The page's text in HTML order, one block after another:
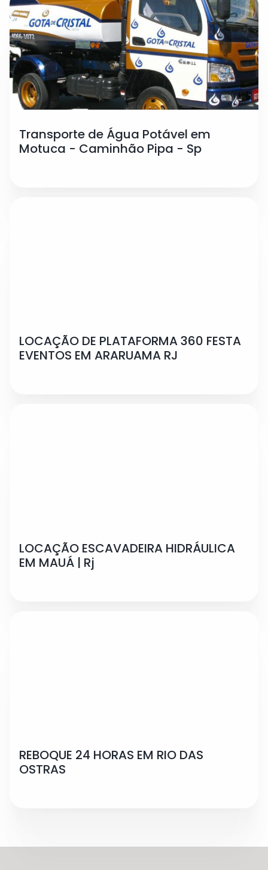
Transporte de Água Potável em
Motuca - Caminhão Pipa - Sp
LOCAÇÃO DE PLATAFORMA 360 FESTA
EVENTOS EM ARARUAMA RJ
LOCAÇÃO ESCAVADEIRA HIDRÁULICA
EM MAUÁ | Rj
REBOQUE 24 HORAS EM RIO DAS
OSTRAS